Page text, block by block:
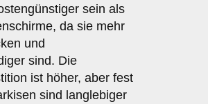
sein als
da sie mehr
und
sind. Die
ist höher, aber fest
sind langlebiger